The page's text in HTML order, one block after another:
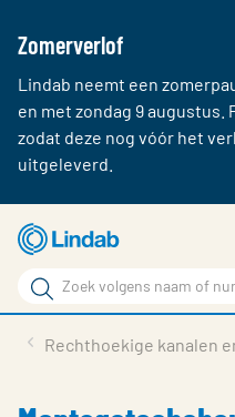
Zomerverlof
Lindab neemt een
en met zondag 9
zodat deze nog vóór het
uitgeleverd.
naar
hoofdinhoud
Zoek
Zoek
Rechthoekige kanalen